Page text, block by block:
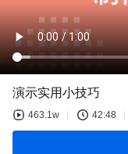
演示实用小技巧
463.1w 42:48